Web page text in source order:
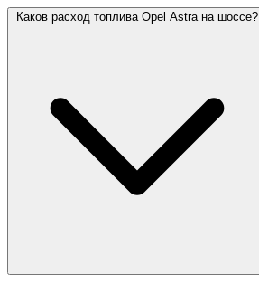
Каков расход топлива Opel Astra на шоссе?